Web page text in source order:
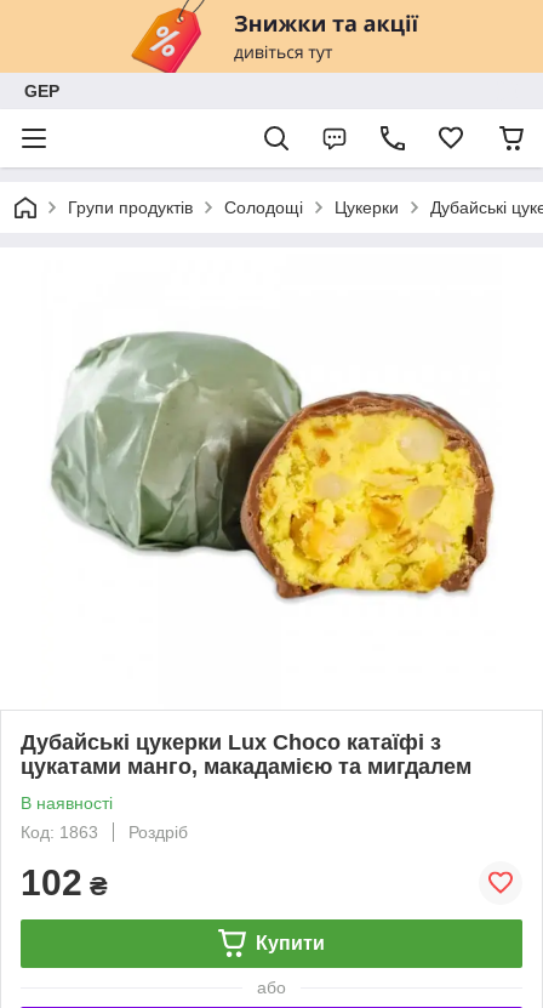
GEP
Групи продуктів Солодощі Цукерки Дубайські
Дубайські цукерки Lux Choco катаїфі з
цукатами манго, макадамією та мигдалем
В наявності
Код: 1863
Роздріб
102 ₴
Купити
або